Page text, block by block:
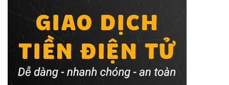
Xem hướng dẫn cách giao dịch Mua – Bán tiền
𝘔ở 𝘵à𝘪 𝘬𝘩𝘰ả𝘯 𝘵𝘳ê𝘯 𝘴à𝘯 𝘙𝘦𝘮𝘪𝘵𝘢𝘯𝘰 𝘯ổ𝘪 𝘵𝘪ế𝘯𝘨:
Xem cách mở tài khoản trên sàn Remitano dễ